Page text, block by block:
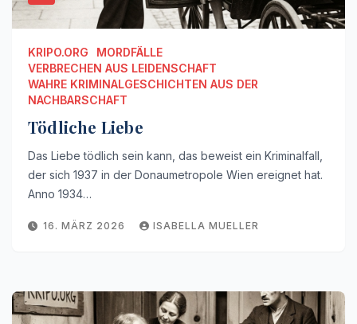
KRIPO.ORG
MORDFÄLLE
VERBRECHEN AUS LEIDENSCHAFT
WAHRE KRIMINALGESCHICHTEN AUS DER
NACHBARSCHAFT
Tödliche Liebe
Das Liebe tödlich sein kann, das beweist ein Kriminalfall,
der sich 1937 in der Donaumetropole Wien ereignet hat.
Anno 1934…
16. MÄRZ 2026 ISABELLA MUELLER